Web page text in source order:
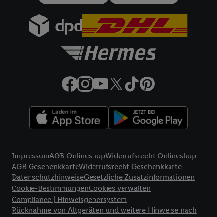
ImpressumAGB OnlineshopWiderrufsrecht Onlineshop
AGB GeschenkkarteWiderrufsrecht Geschenkkarte
DatenschutzhinweiseGesetzliche Zusatzinformationen
Cookie-BestimmungenCookies verwalten
Compliance | Hinweisgebersystem
Rücknahme von Altgeräten und weitere Hinweise nach
Zudem erlauben Sie uns, der Utiq SA/NV („Utiq“) und
IhremTelekommunikationsnetzbetreiber, die Utiq-Technologie
in den Lidl-Diensten einzusetzen. Utiq prüft zunächst anhand
Ihrer IP-Adresse, ob die Technologie für Sie verfügbar ist.
Netzbetreiber weiter, der anhand der IP-Adresse und einer
Kundenkonto-Referenz, wie z.B. Ihrer Mobilfunknummer, eine
verwenden, um Sie wiederzuerkennen und Erkenntnisse über
Ihr Nutzungsverhalten in den Lidl-Diensten zu erfassen.
werden, damit wir Ihnen dort personalisierte Werbung
ausspielen können. Sie können Ihre Einwilligung speziell zur
Nutzung der Utiq-Technologie - zusätzlich zur weiter unten
erläuterten Möglichkeit, Ihre Einwilligung generell zu
widerrufen - jederzeit auch überdas Datenschutzportal von